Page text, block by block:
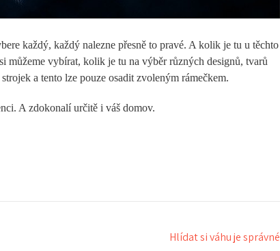
každý, každý nalezne přesně to pravé. A kolik je tu u těchto
můžeme vybírat, kolik je tu na výběr různých designů, tvarů
a tento lze pouze osadit zvoleným rámečkem.
A zdokonalí určitě i váš domov.
Hlídat si váhu je správné